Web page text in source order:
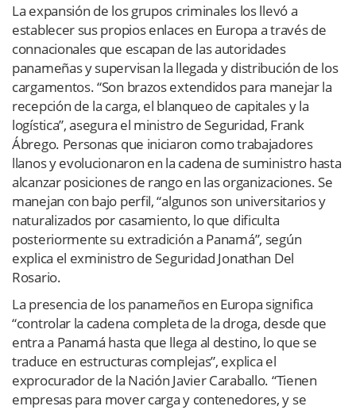
La expansión de los grupos criminales los llevó a
establecer sus propios enlaces en Europa a través de
connacionales que escapan de las autoridades
panameñas y supervisan la llegada y distribución de los
cargamentos. “Son brazos extendidos para manejar la
recepción de la carga, el blanqueo de capitales y la
logística”, asegura el ministro de Seguridad, Frank
Ábrego. Personas que iniciaron como trabajadores
llanos y evolucionaron en la cadena de suministro hasta
alcanzar posiciones de rango en las organizaciones. Se
manejan con bajo perfil, “algunos son universitarios y
naturalizados por casamiento, lo que dificulta
posteriormente su extradición a Panamá”, según
explica el exministro de Seguridad Jonathan Del
Rosario.
La presencia de los panameños en Europa significa
“controlar la cadena completa de la droga, desde que
entra a Panamá hasta que llega al destino, lo que se
traduce en estructuras complejas”, explica el
exprocurador de la Nación Javier Caraballo. “Tienen
empresas para mover carga y contenedores, y se